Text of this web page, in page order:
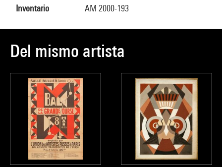
Inventario AM 2000-193
Del mismo artista